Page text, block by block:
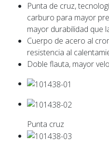
Punta de cruz,
carburo para mayor
mayor durabilidad que
Cuerpo de acero al
resistencia al
Doble flauta, mayor
Punta cruz